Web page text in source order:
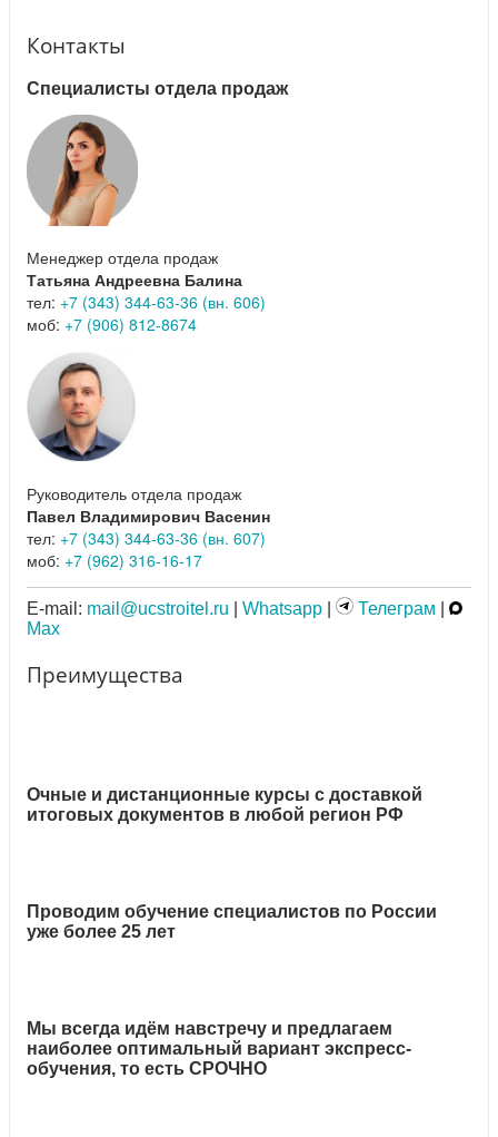
Контакты
Специалисты отдела продаж
Менеджер отдела продаж
Татьяна Андреевна Балина
тел: +7 (343) 344-63-36 (вн. 606)
моб: +7 (906) 812-8674
Руководитель отдела продаж
Павел Владимирович Васенин
тел: +7 (343) 344-63-36 (вн. 607)
моб: +7 (962) 316-16-17
E-mail: mail@ucstroitel.ru Whatsapp Телеграм
Max
Преимущества
Очные и дистанционные курсы с доставкой
итоговых документов в любой регион РФ
Проводим обучение специалистов по России
уже более 25 лет
Мы всегда идём навстречу и предлагаем
наиболее оптимальный вариант экспресс-
обучения, то есть СРОЧНО